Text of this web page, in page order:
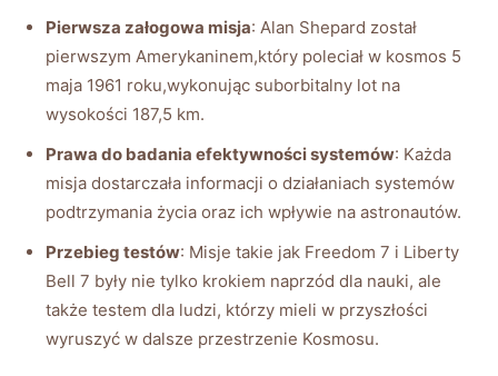
Pierwsza załogowa misja: Alan Shepard został
pierwszym Amerykaninem,który poleciał w kosmos 5
maja 1961 roku,wykonując suborbitalny lot na
wysokości 187,5 km.
Prawa do badania efektywności systemów: Każda
misja dostarczała informacji o działaniach systemów
podtrzymania życia oraz ich wpływie na astronautów.
Przebieg testów: Misje takie jak Freedom 7 i Liberty
Bell 7 były nie tylko krokiem naprzód dla nauki, ale
także testem dla ludzi, którzy mieli w przyszłości
wyruszyć w dalsze przestrzenie Kosmosu.